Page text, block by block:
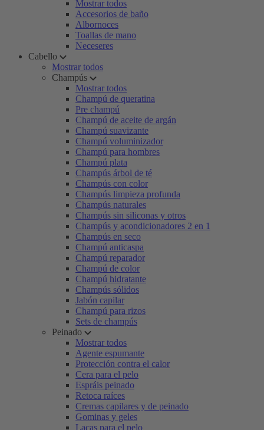
Mostrar todos
Accesorios de baño
Albornoces
Toallas de mano
Neceseres
Cabello
Mostrar todos
Champús
Mostrar todos
Champú de queratina
Pre champú
Champú de aceite de argán
Champú suavizante
Champú voluminizador
Champú para hombres
Champú plata
Champús árbol de té
Champús con color
Champús limpieza profunda
Champús naturales
Champús sin siliconas y otros
Champús y acondicionadores 2 en 1
Champús en seco
Champú anticaspa
Champú reparador
Champú de color
Champú hidratante
Champús sólidos
Jabón capilar
Champú para rizos
Sets de champús
Peinado
Mostrar todos
Agente espumante
Protección contra el calor
Cera para el pelo
Espráis peinado
Retoca raíces
Cremas capilares y de peinado
Gominas y geles
Lacas para el pelo